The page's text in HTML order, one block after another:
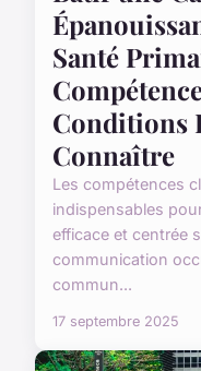
Santé
Conditions
Connaître
Les compétences
indispensables
efficace et centrée
communication
commun...
17 septembre 2025